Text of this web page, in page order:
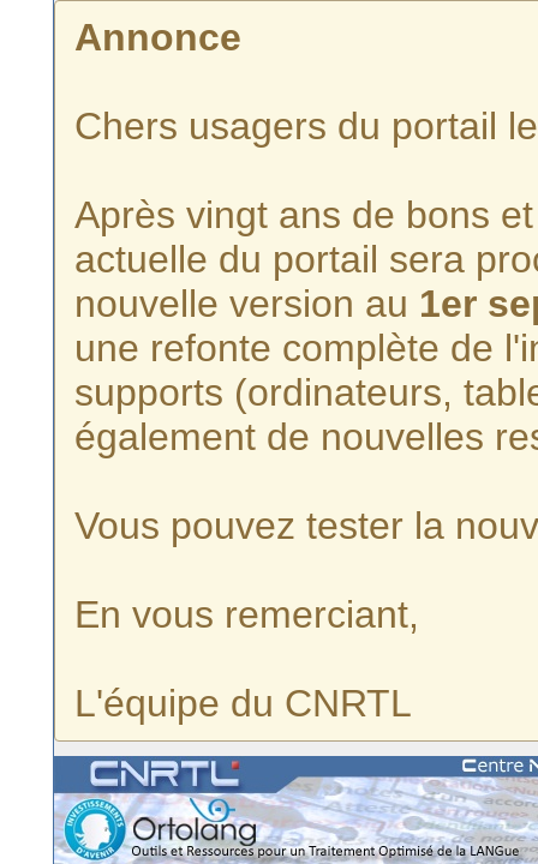
Annonce
Chers usagers du portail
Après vingt ans de bons
actuelle du portail sera
nouvelle version au 1er
une refonte complète de
supports (ordinateurs,
également de nouvelles
Vous pouvez tester la
En vous remerciant,
L'équipe du CNRTL